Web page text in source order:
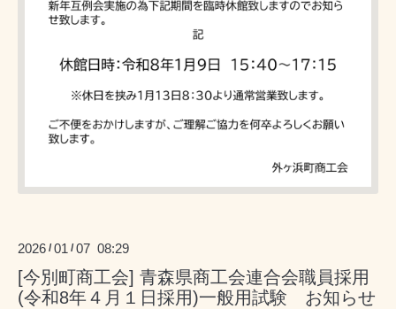
2026 /01 /07 08:29
[今別町商工会] 青森県商工会連合会職員採用
(令和8年４月１日採用)一般用試験 お知らせ